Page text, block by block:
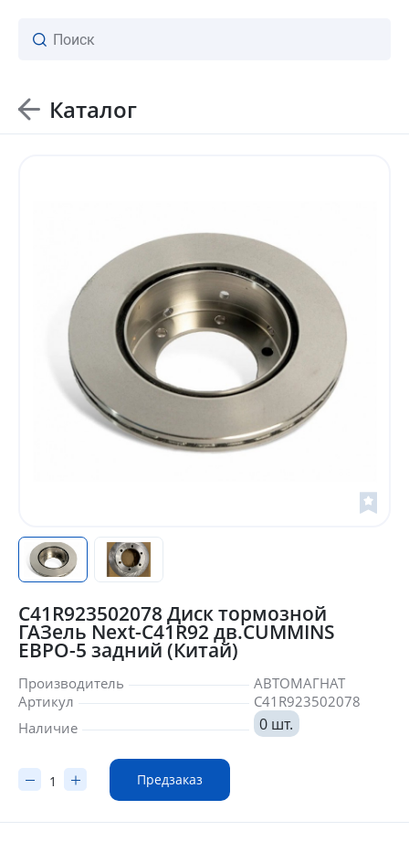
Каталог
C41R923502078 Диск тормозной
ГАЗель Next-C41R92 дв.CUMMINS
ЕВРО-5 задний (Китай)
Производитель
АВТОМАГНАТ
Артикул
C41R923502078
Наличие
0 шт.
Предзаказ